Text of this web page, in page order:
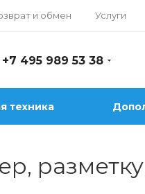
и обмен Услуги
+7 495 989 53 38
техника